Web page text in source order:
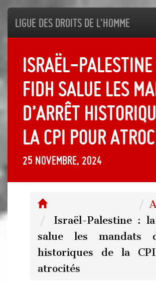
Ligue des droits de l'Homme
Israël-
FIDH salue les
d’arrêt
la CPI pour
25 novembre, 2024
Israël-Palestine :
salue les mandats
historiques de la
atrocités